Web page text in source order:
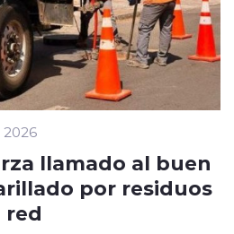
2026
llamado al buen
por residuos
red